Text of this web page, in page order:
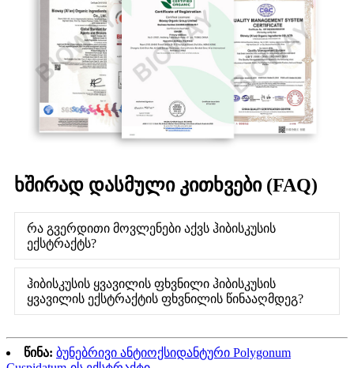
ხშირად დასმული კითხვები (FAQ)
რა გვერდითი მოვლენები აქვს ჰიბისკუსის
ექსტრაქტს?
ჰიბისკუსის ყვავილის ფხვნილი ჰიბისკუსის
ყვავილის ექსტრაქტის ფხვნილის წინააღმდეგ?
წინა: ბუნებრივი ანტიოქსიდანტური Polygonum